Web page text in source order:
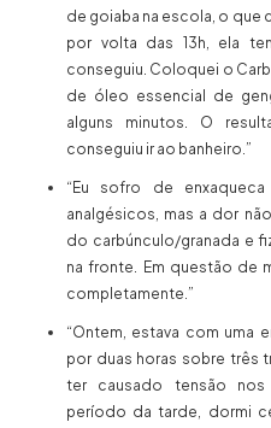
de goiaba na escola, o que
por volta das 13h, ela
conseguiu. Coloquei o
de óleo essencial de
alguns minutos. O
conseguiu ir ao banheiro.”
“Eu sofro de
analgésicos, mas a dor
do carbúnculo/granada e
na fronte. Em questão de
completamente.”
“Ontem, estava com uma
por duas horas sobre três
ter causado tensão
período da tarde, dormi